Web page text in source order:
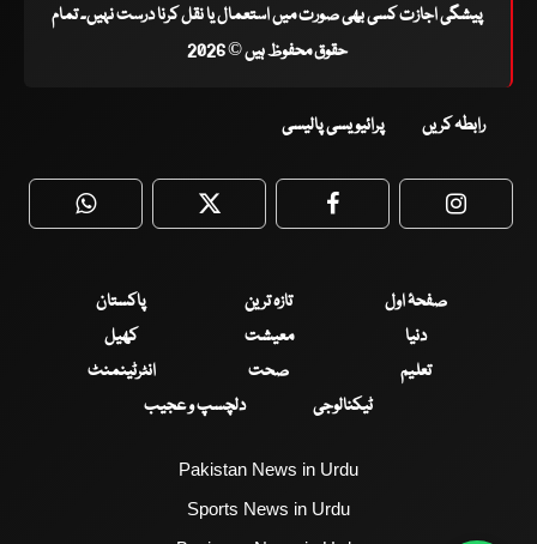
پیشگی اجازت کسی بھی صورت میں استعمال یا نقل کرنا درست نہیں۔ تمام
حقوق محفوظ ہیں © 2026
رابطہ کریں پرائیویسی پالیسی
WhatsApp Twitter Facebook
صفحۂ اول تازہ ترین
پاکستان
دنیا
معیشت
کھیل
تعلیم
صحت
انٹرٹینمنٹ
ٹیکنالوجی
دلچسپ و عجیب
Pakistan News in Urdu
Sports News in Urdu